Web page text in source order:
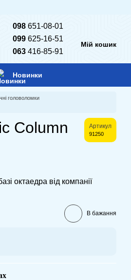
098651-08-01
099625-16-51
063416-85-91
Мій кошик
Новинки
головоломки
Column
Артикул
91250
октаедра від компанії
В бажання